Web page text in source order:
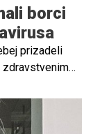
borci
prizadeli
do zdaj
ko nam je kot